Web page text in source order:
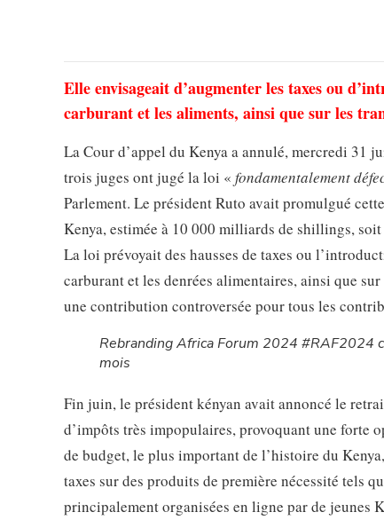
Elle envisageait d’augmenter les taxes ou
carburant et les aliments, ainsi que sur les
La Cour d’appel du Kenya a annulé, mercredi 31
trois juges ont jugé la loi « fondamentalement
Parlement. Le président Ruto avait promulgué
Kenya, estimée à 10 000 milliards de shillings,
La loi prévoyait des hausses de taxes ou
carburant et les denrées alimentaires, ainsi que
une contribution controversée pour tous les
Rebranding Africa Forum 2024 #RAF2024
mois
Fin juin, le président kényan avait annoncé le
d’impôts très impopulaires, provoquant une forte
de budget, le plus important de l’histoire du
taxes sur des produits de première nécessité tels
principalement organisées en ligne par de jeunes